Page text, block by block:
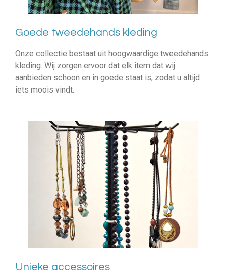
Goede tweedehands kleding
Onze collectie bestaat uit hoogwaardige tweedehands
kleding. Wij zorgen ervoor dat elk item dat wij
aanbieden schoon en in goede staat is, zodat u altijd
iets moois vindt.
Unieke accessoires